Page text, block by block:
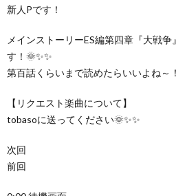
新人Pです！
メインストーリーES編第四章『大戦
す！🌞✨✨
第百話くらいまで読めたらいいよね～！
【リクエスト楽曲について】
tobasoに送ってください🌞✨✨
次回
前回